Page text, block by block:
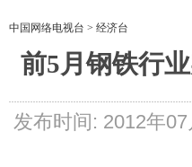
中国网络电视台 > 经济台
前5月钢铁行
发布时间: 2012年